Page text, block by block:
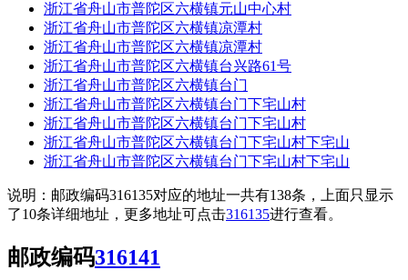
浙江省舟山市普陀区六横镇元山中心村
浙江省舟山市普陀区六横镇凉潭村
浙江省舟山市普陀区六横镇凉潭村
浙江省舟山市普陀区六横镇台兴路61号
浙江省舟山市普陀区六横镇台门
浙江省舟山市普陀区六横镇台门下宅山村
浙江省舟山市普陀区六横镇台门下宅山村
浙江省舟山市普陀区六横镇台门下宅山村下宅山
浙江省舟山市普陀区六横镇台门下宅山村下宅山
说明：邮政编码316135对应的地址一共有138条，上面只显示
了10条详细地址，更多地址可点击316135进行查看。
邮政编码316141